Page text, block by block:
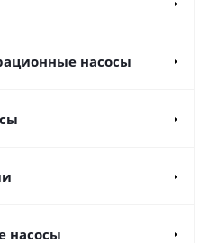
насосы
насосы